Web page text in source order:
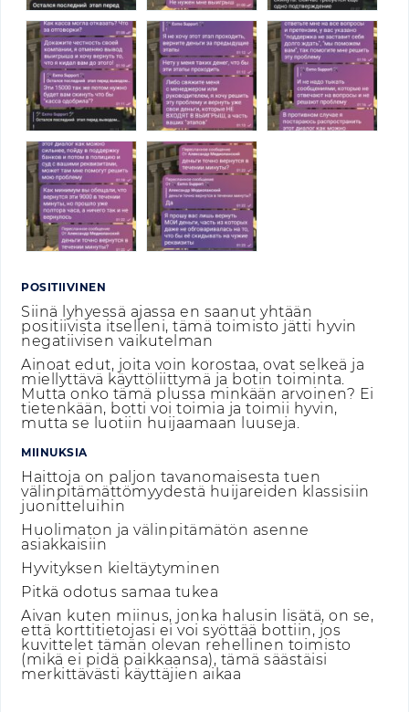
POSITIIVINEN
Siinä lyhyessä ajassa en saanut yhtään
positiivista itselleni, tämä toimisto jätti hyvin
negatiivisen vaikutelman
Ainoat edut, joita voin korostaa, ovat selkeä ja
miellyttävä käyttöliittymä ja botin toiminta.
Mutta onko tämä plussa minkään arvoinen? Ei
tietenkään, botti voi toimia ja toimii hyvin,
mutta se luotiin huijaamaan luuseja.
MIINUKSIA
Haittoja on paljon tavanomaisesta tuen
välinpitämättömyydestä huijareiden klassisiin
juonitteluihin
Huolimaton ja välinpitämätön asenne
asiakkaisiin
Hyvityksen kieltäytyminen
Pitkä odotus samaa tukea
Aivan kuten miinus, jonka halusin lisätä, on se,
että korttitietojasi ei voi syöttää bottiin, jos
kuvittelet tämän olevan rehellinen toimisto
(mikä ei pidä paikkaansa), tämä säästäisi
merkittävästi käyttäjien aikaa